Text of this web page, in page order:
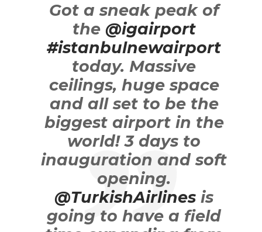
Got a sneak peak of
the @igairport
#istanbulnewairport
today. Massive
ceilings, huge space
and all set to be the
biggest airport in the
world! 3 days to
inauguration and soft
opening.
@TurkishAirlines is
going to have a field